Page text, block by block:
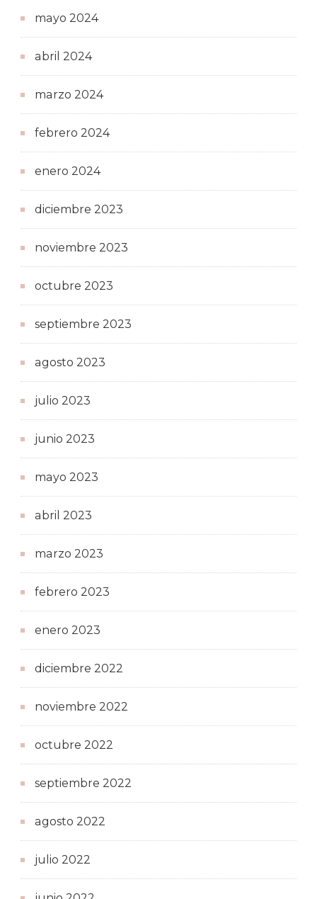
mayo 2024
abril 2024
marzo 2024
febrero 2024
enero 2024
diciembre 2023
noviembre 2023
octubre 2023
septiembre 2023
agosto 2023
julio 2023
junio 2023
mayo 2023
abril 2023
marzo 2023
febrero 2023
enero 2023
diciembre 2022
noviembre 2022
octubre 2022
septiembre 2022
agosto 2022
julio 2022